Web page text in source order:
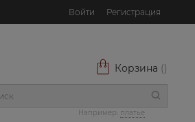
Войти Регистрация
Корзина ()
Например: платье